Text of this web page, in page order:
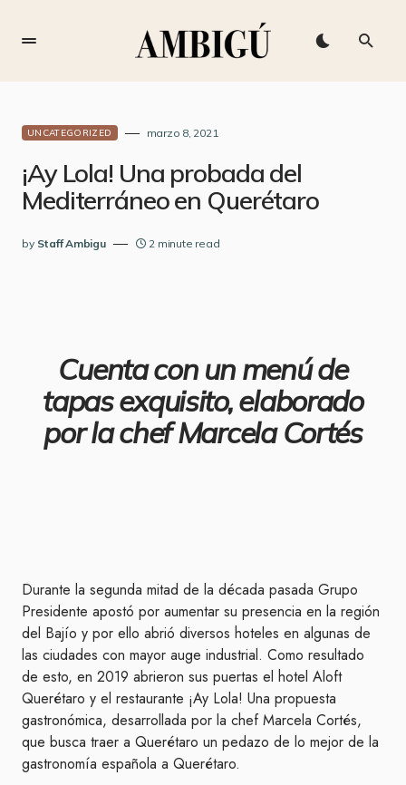
UNCATEGORIZED marzo 8, 2021
¡Ay Lola! Una probada del
Mediterráneo en Querétaro
by Staff Ambigu 2 minute read
Cuenta con un menú de
tapas exquisito, elaborado
por la chef Marcela Cortés
Durante la segunda mitad de la década pasada Grupo
Presidente apostó por aumentar su presencia en la región
del Bajío y por ello abrió diversos hoteles en algunas de
las ciudades con mayor auge industrial. Como resultado
de esto, en 2019 abrieron sus puertas el hotel Aloft
Querétaro y el restaurante ¡Ay Lola! Una propuesta
gastronómica, desarrollada por la chef Marcela Cortés,
que busca traer a Querétaro un pedazo de lo mejor de la
gastronomía española a Querétaro.